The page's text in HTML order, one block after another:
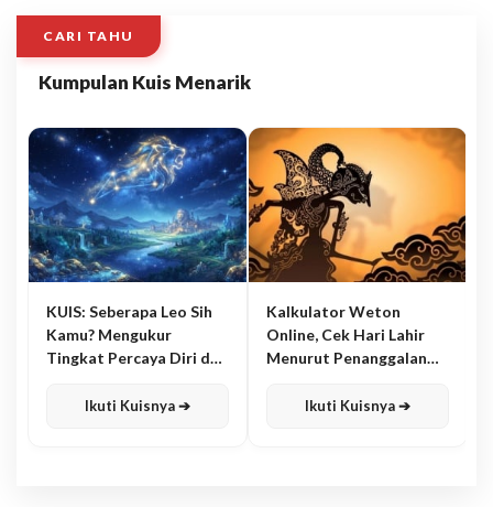
CARI TAHU
Kumpulan Kuis Menarik
KUIS: Seberapa Leo Sih
Kamu? Mengukur
Tingkat Percaya Diri dan
Ikuti Kuisnya ➔
Kalkulator Weton
Online, Cek Hari Lahir
Menurut Penanggalan
Ikuti Kuisnya ➔